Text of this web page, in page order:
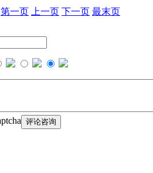
第一页 上一页 下一页 最末页